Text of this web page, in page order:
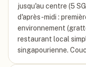
jusqu'au centre (5
d'après-midi :
environnement
restaurant local
singapourienne.